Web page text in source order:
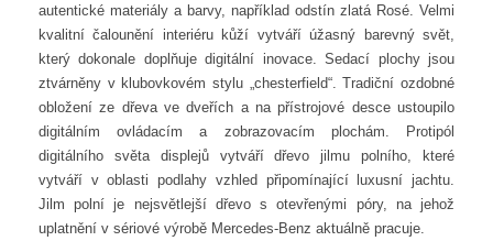
autentické materiály a barvy, například odstín zlatá Rosé. Velmi
kvalitní čalounění interiéru kůží vytváří úžasný barevný svět,
který dokonale doplňuje digitální inovace. Sedací plochy jsou
ztvárněny v klubovkovém stylu „chesterfield“. Tradiční ozdobné
obložení ze dřeva ve dveřích a na přístrojové desce ustoupilo
digitálním ovládacím a zobrazovacím plochám. Protipól
digitálního světa displejů vytváří dřevo jilmu polního, které
vytváří v oblasti podlahy vzhled připomínající luxusní jachtu.
Jilm polní je nejsvětlejší dřevo s otevřenými póry, na jehož
uplatnění v sériové výrobě Mercedes-Benz aktuálně pracuje.